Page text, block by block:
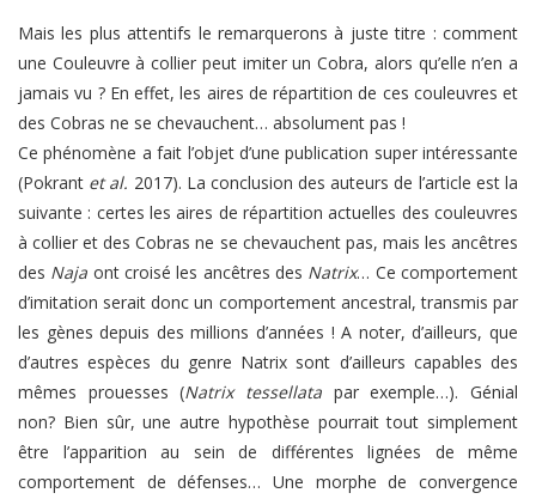
Mais les plus attentifs le remarquerons à juste titre : comment
une Couleuvre à collier peut imiter un Cobra, alors qu’elle n’en a
jamais vu ? En effet, les aires de répartition de ces couleuvres et
des Cobras ne se chevauchent… absolument pas !
Ce phénomène a fait l’objet d’une publication super intéressante
(Pokrant et al. 2017). La conclusion des auteurs de l’article est la
suivante : certes les aires de répartition actuelles des couleuvres
à collier et des Cobras ne se chevauchent pas, mais les ancêtres
des Naja ont croisé les ancêtres des Natrix… Ce comportement
d’imitation serait donc un comportement ancestral, transmis par
les gènes depuis des millions d’années ! A noter, d’ailleurs, que
d’autres espèces du genre Natrix sont d’ailleurs capables des
mêmes prouesses (Natrix tessellata par exemple…). Génial
non? Bien sûr, une autre hypothèse pourrait tout simplement
être l’apparition au sein de différentes lignées de même
comportement de défenses… Une morphe de convergence